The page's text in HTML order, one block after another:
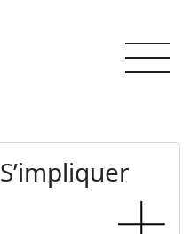
S’impliquer